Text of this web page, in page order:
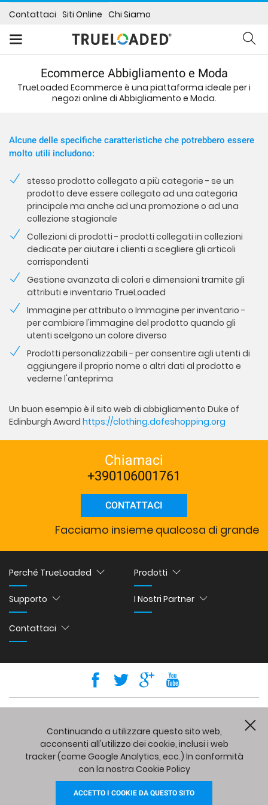
Contattaci Siti Online Chi Siamo
Ecommerce Abbigliamento e Moda
TrueLoaded Ecommerce è una piattaforma ideale per i
negozi online di Abbigliamento e Moda.
Alcune delle specifiche caratteristiche che potrebbero essere
molto utili includono:
stesso prodotto collegato a più categorie - se un
prodotto deve essere collegato ad una categoria
principale ma anche ad una promozione o ad una
collezione stagionale
Collezioni di prodotti - prodotti collegati in collezioni
dedicate per aiutare i clienti a scegliere gli articoli
corrispondenti
Gestione avanzata di colori e dimensioni tramite gli
attributi e inventario TrueLoaded
Immagine per attributo o Immagine per inventario -
per cambiare l'immagine del prodotto quando gli
utenti scelgono un colore diverso
Prodotti personalizzabili - per consentire agli utenti di
aggiungere il proprio nome o altri dati al prodotto e
vederne l'anteprima
Un buon esempio è il sito web di abbigliamento Duke of
Edinburgh Award https://clothing.dofeshopping.org
Chiamaci
+390106001761
CONTATTACI
Facciamo insieme qualcosa di grande
Perché TrueLoaded
Supporto
Prodotti
I Nostri Partner
Contattaci
eCommerce development
Holbi Powered by Powerful Commerce
Continuando a utilizzare questo sito web,
acconsenti all'utilizzo dei cookie, inclusi i web
tracker (come Google Analytics, ecc.) In conformità
con la nostra Cookie Policy
ACCETTO I COOKIE DA QUESTO SITO